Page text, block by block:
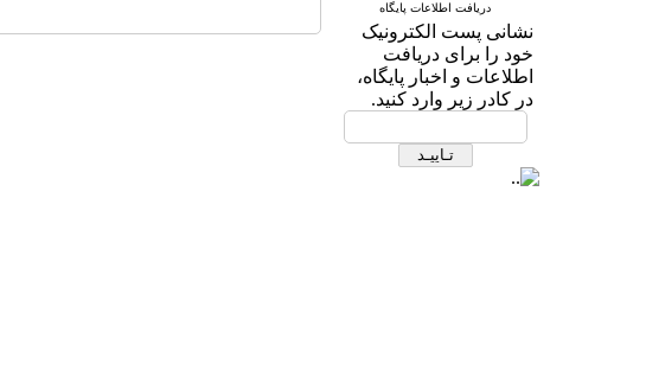
دریافت اطلاعات پایگاه
نشانی پست الکترونیک
خود را برای دریافت
اطلاعات و اخبار پایگاه،
در کادر زیر وارد کنید.